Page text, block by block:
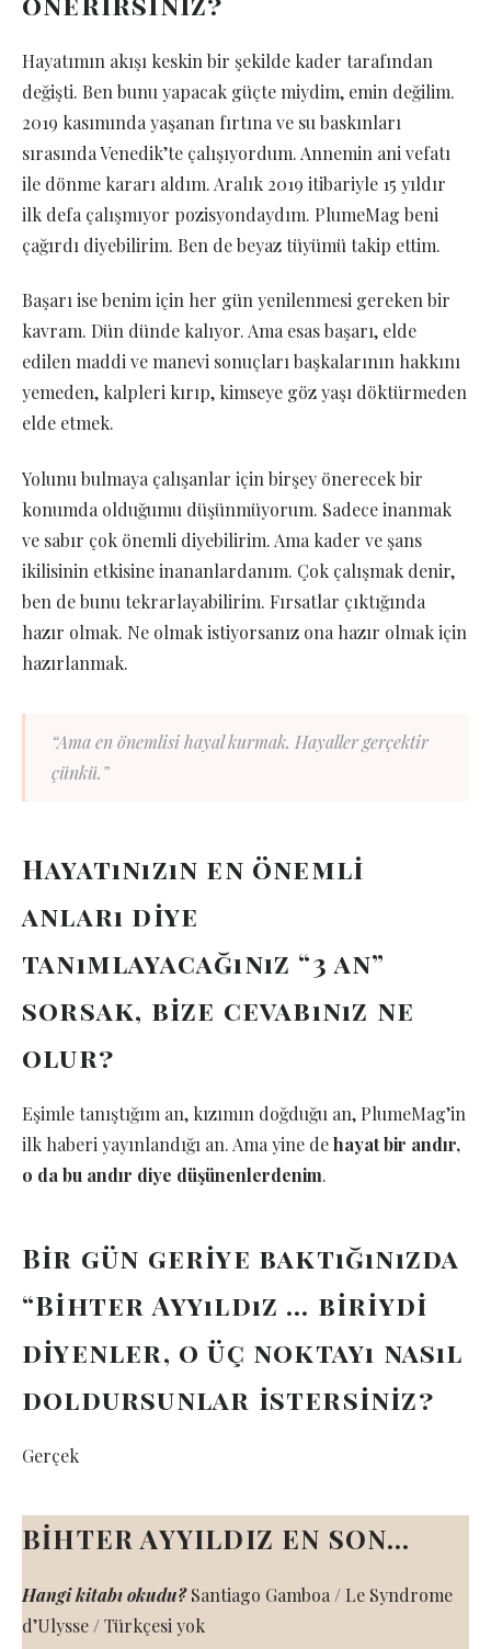
Hayatımın akışı keskin bir şekilde kader tarafından
değişti. Ben bunu yapacak güçte miydim, emin değilim.
2019 kasımında yaşanan fırtına ve su baskınları
sırasında Venedik’te çalışıyordum. Annemin ani vefatı
ile dönme kararı aldım. Aralık 2019 itibariyle 15 yıldır
ilk defa çalışmıyor pozisyondaydım. PlumeMag beni
çağırdı diyebilirim. Ben de beyaz tüyümü takip ettim.
Başarı ise benim için her gün yenilenmesi gereken bir
kavram. Dün dünde kalıyor. Ama esas başarı, elde
edilen maddi ve manevi sonuçları başkalarının hakkını
yemeden, kalpleri kırıp, kimseye göz yaşı döktürmeden
elde etmek.
Yolunu bulmaya çalışanlar için birşey önerecek bir
konumda olduğumu düşünmüyorum. Sadece inanmak
ve sabır çok önemli diyebilirim. Ama kader ve şans
ikilisinin etkisine inananlardanım. Çok çalışmak denir,
ben de bunu tekrarlayabilirim. Fırsatlar çıktığında
hazır olmak. Ne olmak istiyorsanız ona hazır olmak için
hazırlanmak.
“Ama en önemlisi hayal kurmak. Hayaller gerçektir
çünkü.”
Hayatınızın en önemli
anları diye
tanımlayacağınız “3 an”
sorsak, bize cevabınız ne
olur?
Eşimle tanıştığım an, kızımın doğduğu an, PlumeMag’in
ilk haberi yayınlandığı an. Ama yine dehayat bir andır,
o da bu andır diye düşünenlerdenim.
Bir gün geriye baktığınızda
“Bihter Ayyıldız … biriydi
diyenler, o üç noktayı nasıl
doldursunlar istersiniz?
Gerçek
BİHTER AYYILDIZ EN SON…
Hangi kitabı okudu?Santiago Gamboa / Le Syndrome
d’Ulysse / Türkçesi yok